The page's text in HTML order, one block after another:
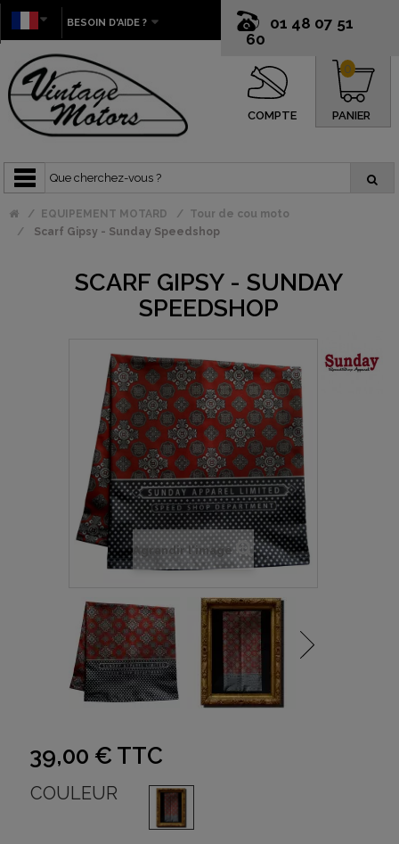
01 48 07 51
60
BESOIN D'AIDE ?
COMPTE PANIER
0
EQUIPEMENT MOTARD
Tour de cou moto
Scarf Gipsy - Sunday Speedshop
SCARF GIPSY - SUNDAY
SPEEDSHOP
Agrandir l'image
39,00 € TTC
COULEUR